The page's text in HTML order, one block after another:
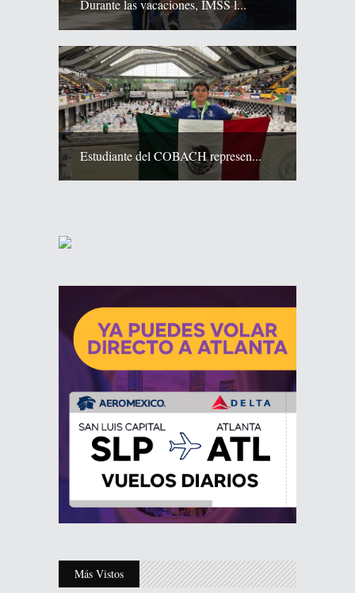
Durante las vacaciones, IMSS l...
Estudiante del COBACH represen...
Más Vistos